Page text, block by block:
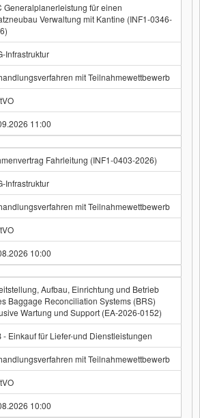
Generalplanerleistung für einen
Verwaltung mit Kantine (INF1-0346-
Infrastruktur
mit Teilnahmewettbewerb
11:00
Fahrleitung (INF1-0403-2026)
Infrastruktur
mit Teilnahmewettbewerb
10:00
Aufbau, Einrichtung und Betrieb
Baggage Reconciliation Systems (BRS)
Wartung und Support (EA-2026-0152)
- Einkauf für Liefer-und Dienstleistungen
mit Teilnahmewettbewerb
10:00